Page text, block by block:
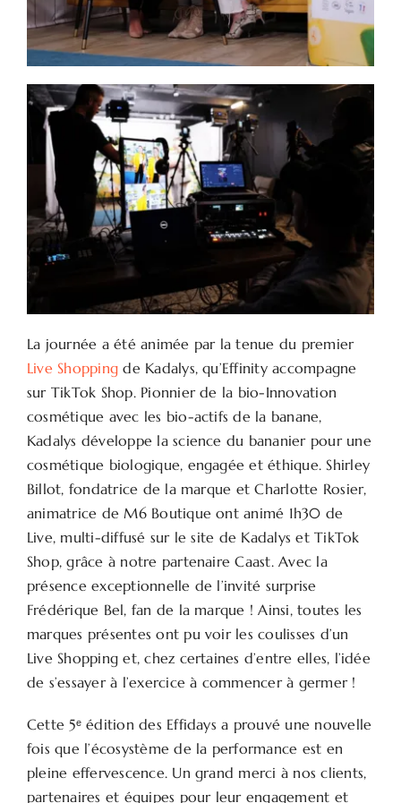
La journée a été animée par la tenue du premier
Live Shopping de Kadalys, qu’Effinity accompagne
sur TikTok Shop. Pionnier de la bio-Innovation
cosmétique avec les bio-actifs de la banane,
Kadalys développe la science du bananier pour une
cosmétique biologique, engagée et éthique. Shirley
Billot, fondatrice de la marque et Charlotte Rosier,
animatrice de M6 Boutique ont animé 1h30 de
Live, multi-diffusé sur le site de Kadalys et TikTok
Shop, grâce à notre partenaire Caast. Avec la
présence exceptionnelle de l’invité surprise
Frédérique Bel, fan de la marque ! Ainsi, toutes les
marques présentes ont pu voir les coulisses d’un
Live Shopping et, chez certaines d’entre elles, l’idée
de s’essayer à l’exercice à commencer à germer !
Cette 5ᵉ édition des Effidays a prouvé une nouvelle
fois que l’écosystème de la performance est en
pleine effervescence. Un grand merci à nos clients,
partenaires et équipes pour leur engagement et